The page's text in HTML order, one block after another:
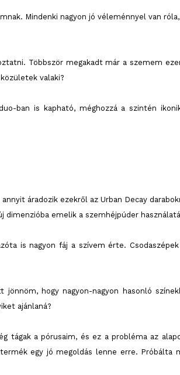
Mindenki nagyon jó véleménnyel van
Többször megakadt már a szemem
valaki?
ban is kapható, méghozzá a szintén
áradozik ezekről az Urban Decay
dimenzióba emelik a szemhéjpúder
is nagyon fáj a szívem érte.
hogy nagyon-nagyon hasonló
ajánlaná?
tágak a pórusaim, és ez a probléma az
egy jó megoldás lenne erre. Próbálta